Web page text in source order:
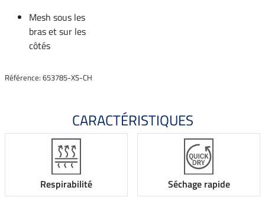
Mesh sous les
bras et sur les
côtés
Référence: 653785-XS-CH
CARACTÉRISTIQUES
Respirabilité Séchage rapide